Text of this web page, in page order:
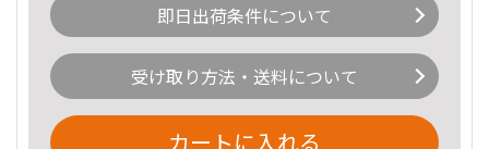
即日出荷条件について
受け取り方法・送料について
カートに入れる